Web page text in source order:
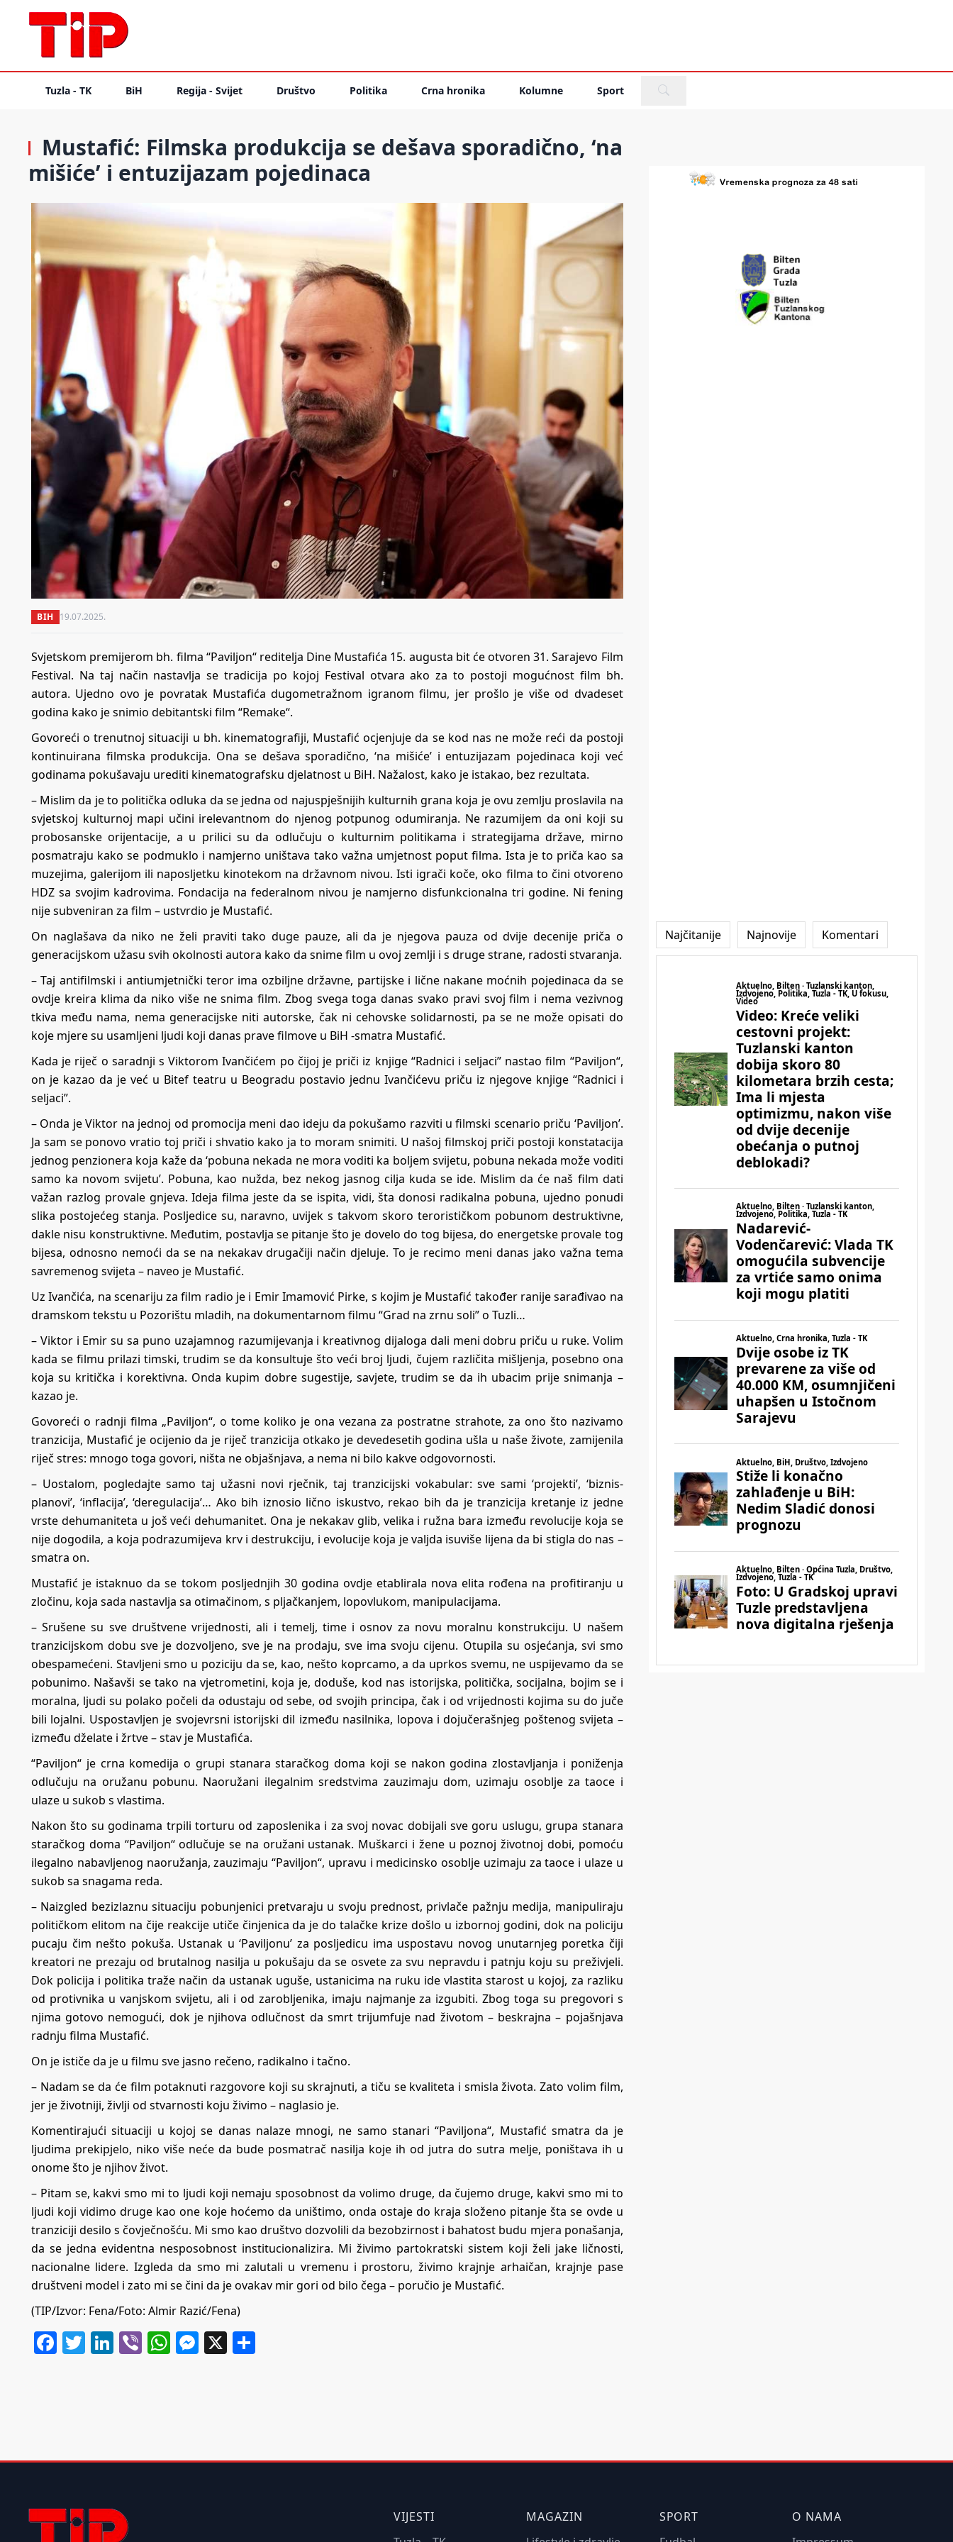
Tuzla - TK BiH Regija - Svijet Društvo Politika Crna hronika Kolumne Sport
Mustafić: Filmska produkcija se dešava sporadično, ‘na
mišiće’ i entuzijazam pojedinaca
BIH 19.07.2025.
Svjetskom premijerom bh. filma “Paviljon“ reditelja Dine Mustafića 15. augusta bit će otvoren 31. Sarajevo Film
Festival. Na taj način nastavlja se tradicija po kojoj Festival otvara ako za to postoji mogućnost film bh.
autora. Ujedno ovo je povratak Mustafića dugometražnom igranom filmu, jer prošlo je više od dvadeset
godina kako je snimio debitantski film “Remake“.
Govoreći o trenutnoj situaciji u bh. kinematografiji, Mustafić ocjenjuje da se kod nas ne može reći da postoji
kontinuirana filmska produkcija. Ona se dešava sporadično, ‘na mišiće’ i entuzijazam pojedinaca koji već
godinama pokušavaju urediti kinematografsku djelatnost u BiH. Nažalost, kako je istakao, bez rezultata.
– Mislim da je to politička odluka da se jedna od najuspješnijih kulturnih grana koja je ovu zemlju proslavila na
svjetskoj kulturnoj mapi učini irelevantnom do njenog potpunog odumiranja. Ne razumijem da oni koji su
probosanske orijentacije, a u prilici su da odlučuju o kulturnim politikama i strategijama države, mirno
posmatraju kako se podmuklo i namjerno uništava tako važna umjetnost poput filma. Ista je to priča kao sa
muzejima, galerijom ili naposljetku kinotekom na državnom nivou. Isti igrači koče, oko filma to čini otvoreno
HDZ sa svojim kadrovima. Fondacija na federalnom nivou je namjerno disfunkcionalna tri godine. Ni fening
nije subveniran za film – ustvrdio je Mustafić.
On naglašava da niko ne želi praviti tako duge pauze, ali da je njegova pauza od dvije decenije priča o
generacijskom užasu svih okolnosti autora kako da snime film u ovoj zemlji i s druge strane, radosti stvaranja.
– Taj antifilmski i antiumjetnički teror ima ozbiljne državne, partijske i lične nakane moćnih pojedinaca da se
ovdje kreira klima da niko više ne snima film. Zbog svega toga danas svako pravi svoj film i nema vezivnog
tkiva među nama, nema generacijske niti autorske, čak ni cehovske solidarnosti, pa se ne može opisati do
koje mjere su usamljeni ljudi koji danas prave filmove u BiH -smatra Mustafić.
Kada je riječ o saradnji s Viktorom Ivančićem po čijoj je priči iz knjige “Radnici i seljaci” nastao film “Paviljon“,
on je kazao da je već u Bitef teatru u Beogradu postavio jednu Ivančićevu priču iz njegove knjige “Radnici i
seljaci”.
– Onda je Viktor na jednoj od promocija meni dao ideju da pokušamo razviti u filmski scenario priču ‘Paviljon’.
Ja sam se ponovo vratio toj priči i shvatio kako ja to moram snimiti. U našoj filmskoj priči postoji konstatacija
jednog penzionera koja kaže da ‘pobuna nekada ne mora voditi ka boljem svijetu, pobuna nekada može voditi
samo ka novom svijetu’. Pobuna, kao nužda, bez nekog jasnog cilja kuda se ide. Mislim da će naš film dati
važan razlog provale gnjeva. Ideja filma jeste da se ispita, vidi, šta donosi radikalna pobuna, ujedno ponudi
slika postojećeg stanja. Posljedice su, naravno, uvijek s takvom skoro terorističkom pobunom destruktivne,
dakle nisu konstruktivne. Međutim, postavlja se pitanje što je dovelo do tog bijesa, do energetske provale tog
bijesa, odnosno nemoći da se na nekakav drugačiji način djeluje. To je recimo meni danas jako važna tema
savremenog svijeta – naveo je Mustafić.
Uz Ivančića, na scenariju za film radio je i Emir Imamović Pirke, s kojim je Mustafić također ranije sarađivao na
dramskom tekstu u Pozorištu mladih, na dokumentarnom filmu “Grad na zrnu soli” o Tuzli…
– Viktor i Emir su sa puno uzajamnog razumijevanja i kreativnog dijaloga dali meni dobru priču u ruke. Volim
kada se filmu prilazi timski, trudim se da konsultuje što veći broj ljudi, čujem različita mišljenja, posebno ona
koja su kritička i korektivna. Onda kupim dobre sugestije, savjete, trudim se da ih ubacim prije snimanja –
kazao je.
Govoreći o radnji filma „Paviljon“, o tome koliko je ona vezana za postratne strahote, za ono što nazivamo
tranzicija, Mustafić je ocijenio da je riječ tranzicija otkako je devedesetih godina ušla u naše živote, zamijenila
riječ stres: mnogo toga govori, ništa ne objašnjava, a nema ni bilo kakve odgovornosti.
– Uostalom, pogledajte samo taj užasni novi rječnik, taj tranzicijski vokabular: sve sami ‘projekti’, ‘biznis-
planovi’, ‘inflacija’, ‘deregulacija’… Ako bih iznosio lično iskustvo, rekao bih da je tranzicija kretanje iz jedne
vrste dehumaniteta u još veći dehumanitet. Ona je nekakav glib, velika i ružna bara između revolucije koja se
nije dogodila, a koja podrazumijeva krv i destrukciju, i evolucije koja je valjda isuviše lijena da bi stigla do nas –
smatra on.
Mustafić je istaknuo da se tokom posljednjih 30 godina ovdje etablirala nova elita rođena na profitiranju u
zločinu, koja sada nastavlja sa otimačinom, s pljačkanjem, lopovlukom, manipulacijama.
– Srušene su sve društvene vrijednosti, ali i temelj, time i osnov za novu moralnu konstrukciju. U našem
tranzicijskom dobu sve je dozvoljeno, sve je na prodaju, sve ima svoju cijenu. Otupila su osjećanja, svi smo
obespamećeni. Stavljeni smo u poziciju da se, kao, nešto koprcamo, a da uprkos svemu, ne uspijevamo da se
pobunimo. Našavši se tako na vjetrometini, koja je, doduše, kod nas istorijska, politička, socijalna, bojim se i
moralna, ljudi su polako počeli da odustaju od sebe, od svojih principa, čak i od vrijednosti kojima su do juče
bili lojalni. Uspostavljen je svojevrsni istorijski dil između nasilnika, lopova i dojučerašnjeg poštenog svijeta –
između dželate i žrtve – stav je Mustafića.
“Paviljon“ je crna komedija o grupi stanara staračkog doma koji se nakon godina zlostavljanja i poniženja
odlučuju na oružanu pobunu. Naoružani ilegalnim sredstvima zauzimaju dom, uzimaju osoblje za taoce i
ulaze u sukob s vlastima.
Nakon što su godinama trpili torturu od zaposlenika i za svoj novac dobijali sve goru uslugu, grupa stanara
staračkog doma “Paviljon“ odlučuje se na oružani ustanak. Muškarci i žene u poznoj životnoj dobi, pomoću
ilegalno nabavljenog naoružanja, zauzimaju “Paviljon“, upravu i medicinsko osoblje uzimaju za taoce i ulaze u
sukob sa snagama reda.
– Naizgled bezizlaznu situaciju pobunjenici pretvaraju u svoju prednost, privlače pažnju medija, manipuliraju
političkom elitom na čije reakcije utiče činjenica da je do talačke krize došlo u izbornoj godini, dok na policiju
pucaju čim nešto pokuša. Ustanak u ‘Paviljonu’ za posljedicu ima uspostavu novog unutarnjeg poretka čiji
kreatori ne prezaju od brutalnog nasilja u pokušaju da se osvete za svu nepravdu i patnju koju su preživjeli.
Dok policija i politika traže način da ustanak uguše, ustanicima na ruku ide vlastita starost u kojoj, za razliku
od protivnika u vanjskom svijetu, ali i od zarobljenika, imaju najmanje za izgubiti. Zbog toga su pregovori s
njima gotovo nemogući, dok je njihova odlučnost da smrt trijumfuje nad životom – beskrajna – pojašnjava
radnju filma Mustafić.
On je ističe da je u filmu sve jasno rečeno, radikalno i tačno.
– Nadam se da će film potaknuti razgovore koji su skrajnuti, a tiču se kvaliteta i smisla života. Zato volim film,
jer je životniji, življi od stvarnosti koju živimo – naglasio je.
Komentirajući situaciji u kojoj se danas nalaze mnogi, ne samo stanari “Paviljona“, Mustafić smatra da je
ljudima prekipjelo, niko više neće da bude posmatrač nasilja koje ih od jutra do sutra melje, poništava ih u
onome što je njihov život.
– Pitam se, kakvi smo mi to ljudi koji nemaju sposobnost da volimo druge, da čujemo druge, kakvi smo mi to
ljudi koji vidimo druge kao one koje hoćemo da uništimo, onda ostaje do kraja složeno pitanje šta se ovde u
tranziciji desilo s čovječnošću. Mi smo kao društvo dozvolili da bezobzirnost i bahatost budu mjera ponašanja,
da se jedna evidentna nesposobnost institucionalizira. Mi živimo partokratski sistem koji želi jake ličnosti,
nacionalne lidere. Izgleda da smo mi zalutali u vremenu i prostoru, živimo krajnje arhaičan, krajnje pase
društveni model i zato mi se čini da je ovakav mir gori od bilo čega – poručio je Mustafić.
(TIP/Izvor: Fena/Foto: Almir Razić/Fena)
Facebook
Twitter
LinkedIn
ViberWhatsApp
Messenger
X
Najčitanije Najnovije Komentari
VIJESTI
MAGAZIN
SPORT
O NAMA